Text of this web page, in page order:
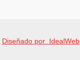
Diseñado por IdealWeb